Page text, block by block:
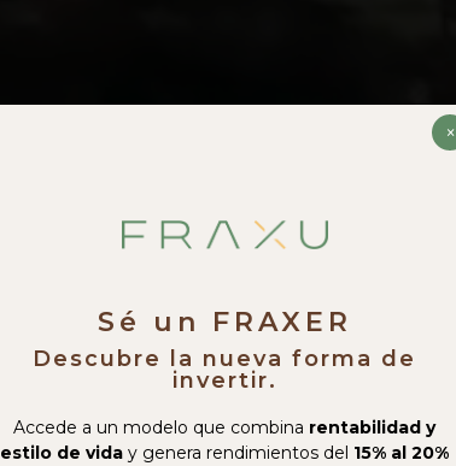
×
Sé un FRAXER
Descubre la nueva forma de
invertir.
Accede a un modelo que combina rentabilidad y
estilo de vida y genera rendimientos del 15% al 20%